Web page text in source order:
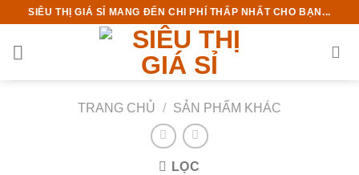
Chuyển
nội
SIÊU THỊ GIÁ SỈ MANG ĐẾN CHI PHÍ THẤP NHẤT CHO BẠN...
TRANG CHỦ / SẢN PHẨM KHÁC
LỌC